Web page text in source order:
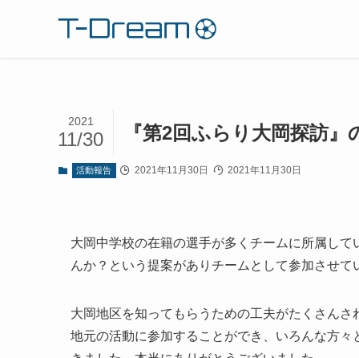
『第2回ふらり大岡探訪
2021
11/30
活動報告 2021年11月30日 2021年11月30日
大岡中学校の在籍の選手が多くチームに所属し
んか？という提案がありチームとして参加させて
大岡地区を知ってもらうための工夫がたくさん
地元の活動に参加することができ、いろんな方